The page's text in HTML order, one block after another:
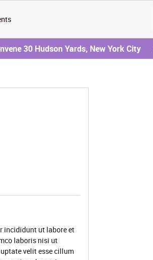
30 Hudson Yards, New York City
incididunt ut labore et
laboris nisi ut
velit esse cillum